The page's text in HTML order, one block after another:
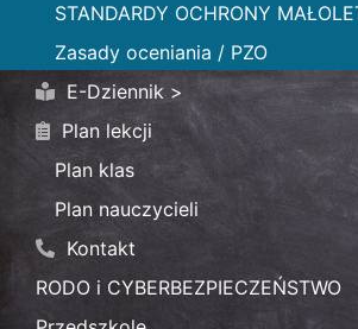
STANDARDY OCHRONY
Zasady oceniania / PZO
E-Dziennik >
Plan lekcji
Plan klas
Plan nauczycieli
Kontakt
RODO i CYBERBEZPIECZEŃSTWO